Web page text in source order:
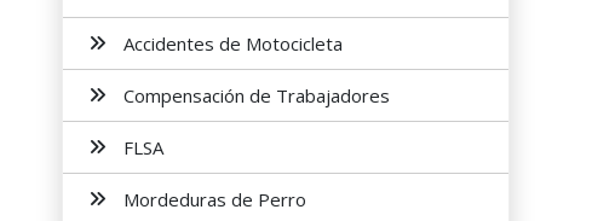
Accidentes de Motocicleta
Compensación de Trabajadores
FLSA
Mordeduras de Perro